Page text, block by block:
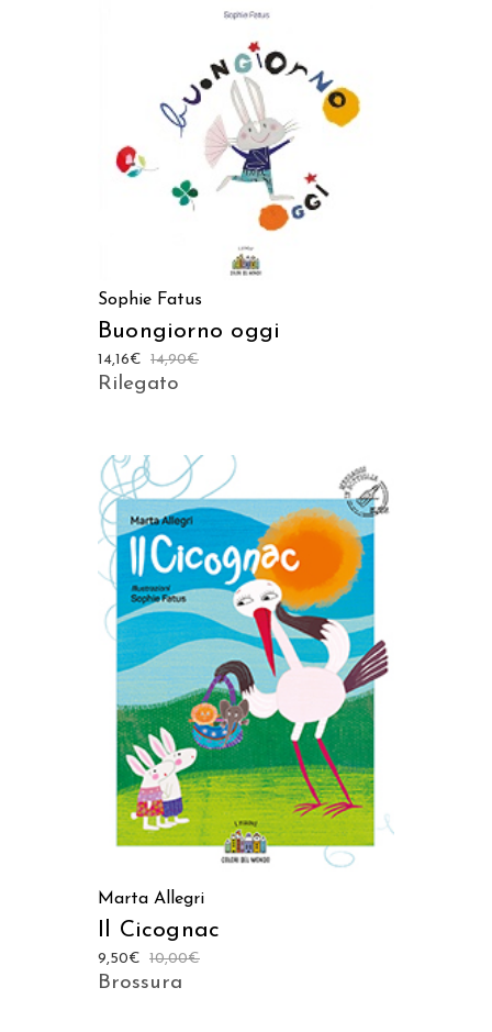
AGGIUNGI AL CARRELLO
Sophie Fatus
Buongiorno oggi
14,90€
14,16€
Rilegato
AGGIUNGI AL CARRELLO
Marta Allegri
Il Cicognac
10,00€
9,50€
Brossura